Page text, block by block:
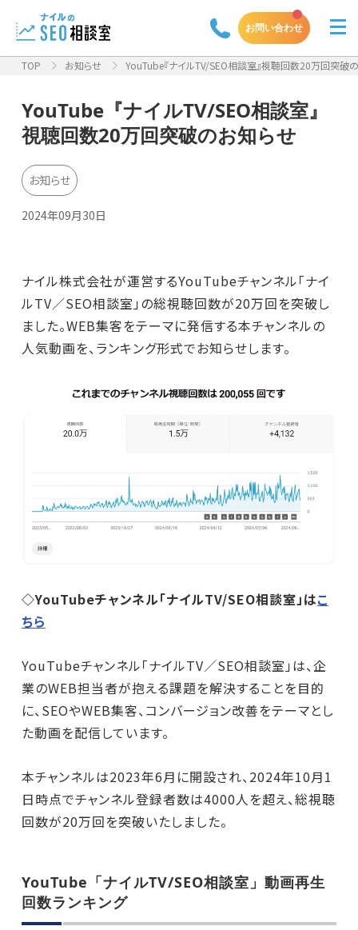
お問い合わせ
TOP お知らせ YouTube『ナイルTV/SEO相談室』視聴回数20万回突破
YouTube『ナイルTV/SEO相談室』
視聴回数20万回突破のお知らせ
お知らせ
2024年09月30日
ナイル株式会社が運営するYouTubeチャンネル「ナイ
ルTV／SEO相談室」の総視聴回数が20万回を突破し
ました。WEB集客をテーマに発信する本チャンネルの
人気動画を、ランキング形式でお知らせします。
◇YouTubeチャンネル「ナイルTV/SEO相談室」はこ
ちら
YouTubeチャンネル「ナイルTV／SEO相談室」は、企
業のWEB担当者が抱える課題を解決することを目的
に、SEOやWEB集客、コンバージョン改善をテーマとし
た動画を配信しています。
本チャンネルは2023年6月に開設され、2024年10月1
日時点でチャンネル登録者数は4000人を超え、総視聴
回数が20万回を突破いたしました。
YouTube「ナイルTV/SEO相談室」動画再生
回数ランキング